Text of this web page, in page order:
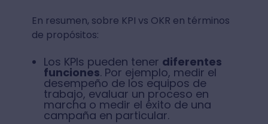
En resumen, sobre KPI vs OKR en términos
de propósitos:
Los KPIs pueden tener diferentes
funciones. Por ejemplo, medir el
desempeño de los equipos de
trabajo, evaluar un proceso en
marcha o medir el éxito de una
campaña en particular.